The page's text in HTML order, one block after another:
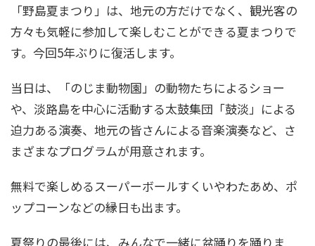
「野島夏まつり」は、地元の方だけでなく、観光客の
方々も気軽に参加して楽しむことができる夏まつりで
す。今回5年ぶりに復活します。
当日は、「のじま動物園」の動物たちによるショー
や、淡路島を中心に活動する太鼓集団「鼓淡」による
迫力ある演奏、地元の皆さんによる音楽演奏など、さ
まざまなプログラムが用意されます。
無料で楽しめるスーパーボールすくいやわたあめ、ポ
ップコーンなどの縁日も出ます。
夏祭りの最後には、みんなで一緒に盆踊りを踊りま